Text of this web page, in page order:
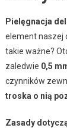
Pielęgnacja
element naszej
takie ważne?
zaledwie 0,5
czynników
troska o nią
Zasady